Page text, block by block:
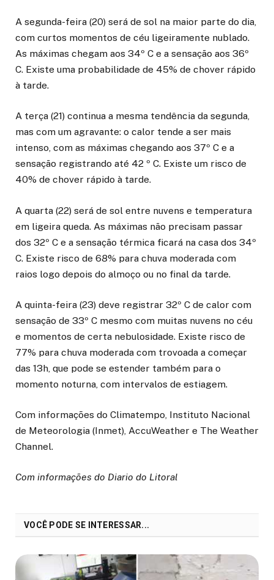
A segunda-feira (20) será de sol na maior parte do dia,
com curtos momentos de céu ligeiramente nublado.
As máximas chegam aos 34º C e a sensação aos 36º
C. Existe uma probabilidade de 45% de chover rápido
à tarde.
A terça (21) continua a mesma tendência da segunda,
mas com um agravante: o calor tende a ser mais
intenso, com as máximas chegando aos 37º C e a
sensação registrando até 42 º C. Existe um risco de
40% de chover rápido à tarde.
A quarta (22) será de sol entre nuvens e temperatura
em ligeira queda. As máximas não precisam passar
dos 32º C e a sensação térmica ficará na casa dos 34º
C. Existe risco de 68% para chuva moderada com
raios logo depois do almoço ou no final da tarde.
A quinta-feira (23) deve registrar 32º C de calor com
sensação de 33º C mesmo com muitas nuvens no céu
e momentos de certa nebulosidade. Existe risco de
77% para chuva moderada com trovoada a começar
das 13h, que pode se estender também para o
momento noturna, com intervalos de estiagem.
Com informações do Climatempo, Instituto Nacional
de Meteorologia (Inmet), AccuWeather e The Weather
Channel.
Com informações do Diario do Litoral
VOCÊ PODE SE INTERESSAR...